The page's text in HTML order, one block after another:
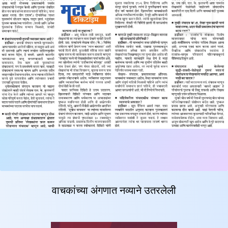
वाचकांच्या अंगणात नव्याने उतरलेली